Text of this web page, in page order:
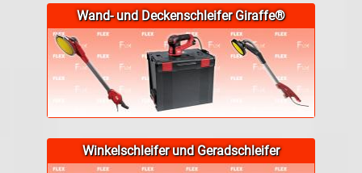
Wand- und Deckenschleifer Giraffe®
Winkelschleifer und Geradschleifer